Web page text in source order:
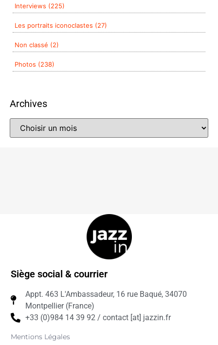
Interviews (225)
Les portraits iconoclastes (27)
Non classé (2)
Photos (238)
Archives
Siège social & courrier
Appt. 463 L'Ambassadeur, 16 rue Baqué, 34070
Montpellier (France)
+33 (0)984 14 39 92 / contact [at] jazzin.fr
Mentions Légales